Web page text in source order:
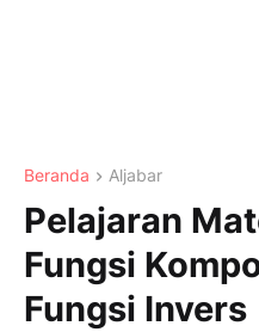
Beranda Aljabar
Pelajaran
Fungsi
Fungsi Invers